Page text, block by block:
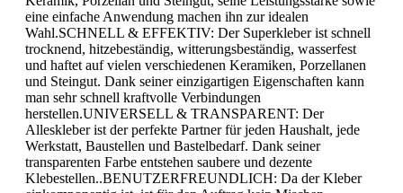
eine einfache Anwendung machen ihn zur idealen
Wahl.SCHNELL & EFFEKTIV: Der Superkleber ist schnell
trocknend, hitzebeständig, witterungsbeständig, wasserfest
und haftet auf vielen verschiedenen Keramiken, Porzellanen
und Steingut. Dank seiner einzigartigen Eigenschaften kann
man sehr schnell kraftvolle Verbindungen
herstellen.UNIVERSELL & TRANSPARENT: Der
Alleskleber ist der perfekte Partner für jeden Haushalt, jede
Werkstatt, Baustellen und Bastelbedarf. Dank seiner
transparenten Farbe entstehen saubere und dezente
Klebestellen..BENUTZERFREUNDLICH: Da der Kleber